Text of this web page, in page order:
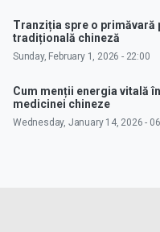
Tranziția spre o primăvară
tradițională chineză
Sunday, February 1, 2026 - 22:00
Cum menții energia vitală
medicinei chineze
Wednesday, January 14, 2026 -